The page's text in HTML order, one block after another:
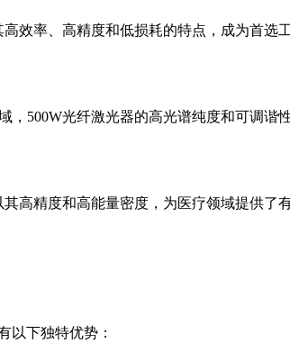
效率、高精度和低损耗的特点，成为首选
， 500W光纤激光器的高光谱纯度和可调谐
高精度和高能量密度，为医疗领域提供了
以下独特优势：